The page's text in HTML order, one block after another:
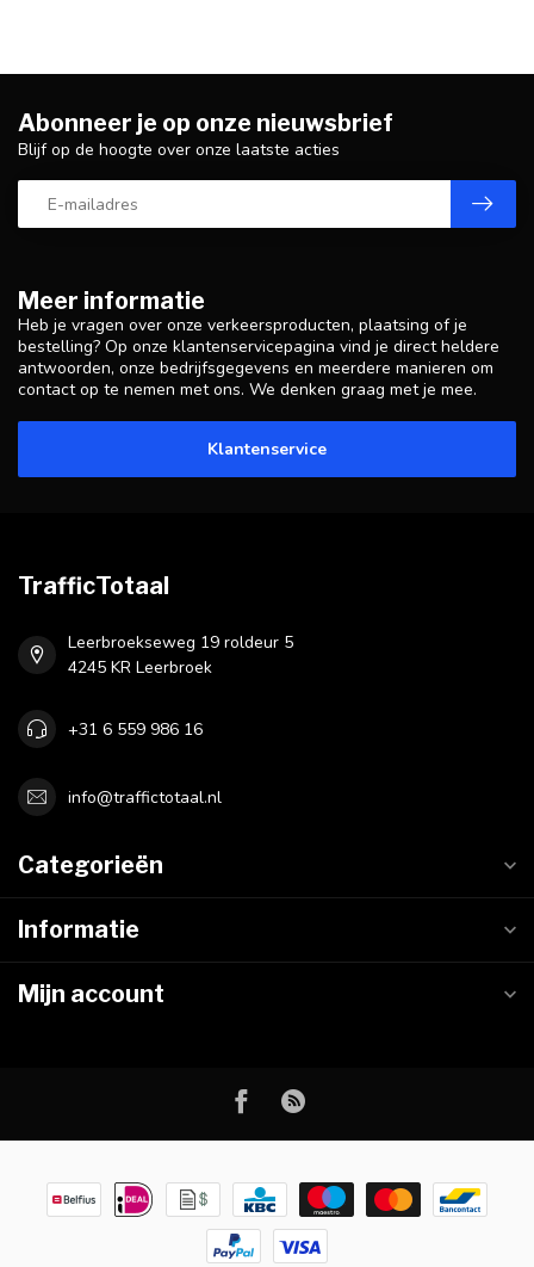
Meer informatie
Heb je vragen over onze verkeersproducten, plaatsing of je
bestelling? Op onze klantenservicepagina vind je direct heldere
antwoorden, onze bedrijfsgegevens en meerdere manieren om
contact op te nemen met ons. We denken graag met je mee.
Klantenservice
Abonneer je op onze nieuwsbrief
Blijf op de hoogte over onze laatste acties
TrafficTotaal
Leerbroekseweg 19 roldeur 5
4245 KR Leerbroek
+31 6 559 986 16
info@traffictotaal.nl
Categorieën
Informatie
Mijn account